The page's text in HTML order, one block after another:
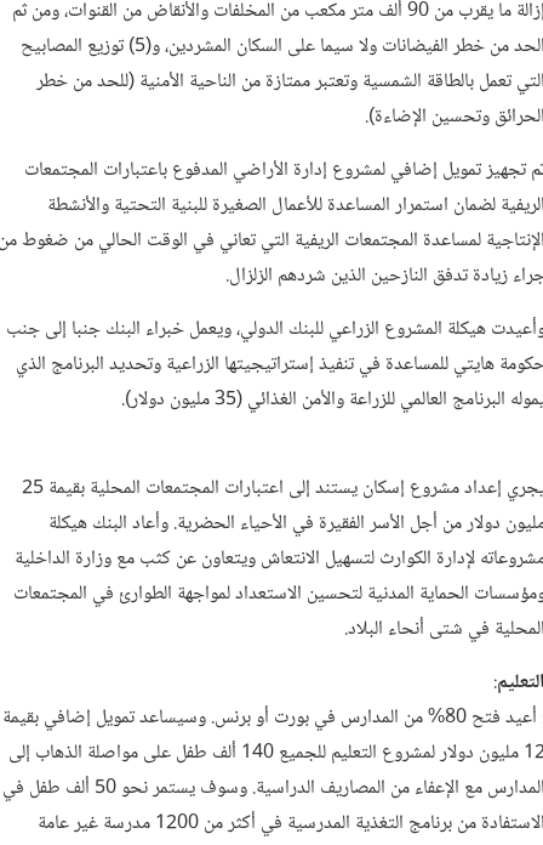
إزالة ما يقرب من 90 ألف متر مكعب من المخلفات والأنقاض من القنوات، ومن ثم
الحد من خطر الفيضانات ولا سيما على السكان المشردين، و(5) توزيع المصابيح
تعمل بالطاقة الشمسية وتعتبر ممتازة من الناحية الأمنية (للحد من خطر
وتحسين الإضاءة).
تجهيز تمويل إضافي لمشروع إدارة الأراضي المدفوع باعتبارات المجتمعات
لضمان استمرار المساعدة للأعمال الصغيرة للبنية التحتية والأنشطة
لمساعدة المجتمعات الريفية التي تعاني في الوقت الحالي من ضغوط
زيادة تدفق النازحين الذين شردهم الزلزال.
هيكلة المشروع الزراعي للبنك الدولي، ويعمل خبراء البنك جنبا إلى جنب
هايتي للمساعدة في تنفيذ إستراتيجيتها الزراعية وتحديد البرنامج الذي
البرنامج العالمي للزراعة والأمن الغذائي (35 مليون دولار).
يجري إعداد مشروع إسكان يستند إلى اعتبارات المجتمعات المحلية بقيمة 25
دولار من أجل الأسر الفقيرة في الأحياء الحضرية. وأعاد البنك هيكلة
لإدارة الكوارث لتسهيل الانتعاش ويتعاون عن كثب مع وزارة الداخلية
الحماية المدنية لتحسين الاستعداد لمواجهة الطوارئ في المجتمعات
في شتى أنحاء البلاد.
:
: أعيد فتح 80% من المدارس في بورت أو برنس. وسيساعد تمويل إضافي بقيمة
12 مليون دولار لمشروع التعليم للجميع 140 ألف طفل على مواصلة الذهاب إلى
المدارس مع الإعفاء من المصاريف الدراسية. وسوف يستمر نحو 50 ألف طفل في
من برنامج التغذية المدرسية في أكثر من 1200 مدرسة غير عامة